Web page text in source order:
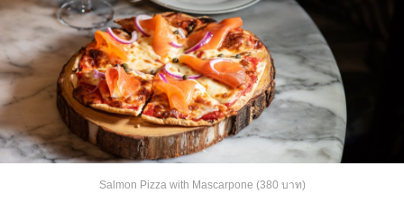
Salmon Pizza with Mascarpone (380 บาท)